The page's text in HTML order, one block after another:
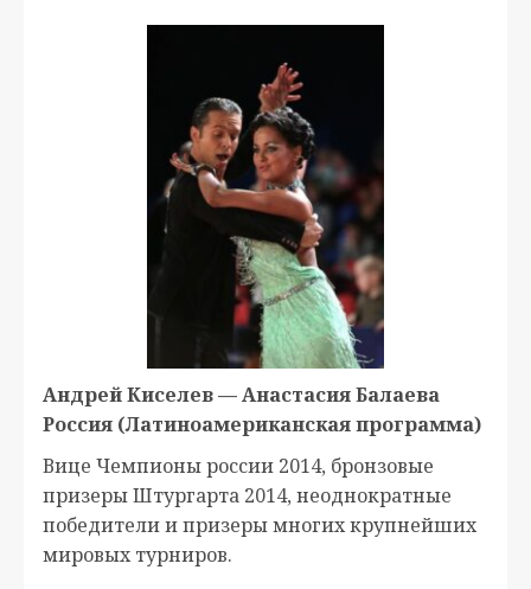
Андрей Киселев — Анастасия Балаева
Россия (Латиноамериканская программа)
Вице Чемпионы россии 2014, бронзовые
призеры Штургарта 2014, неоднократные
победители и призеры многих крупнейших
мировых турниров.